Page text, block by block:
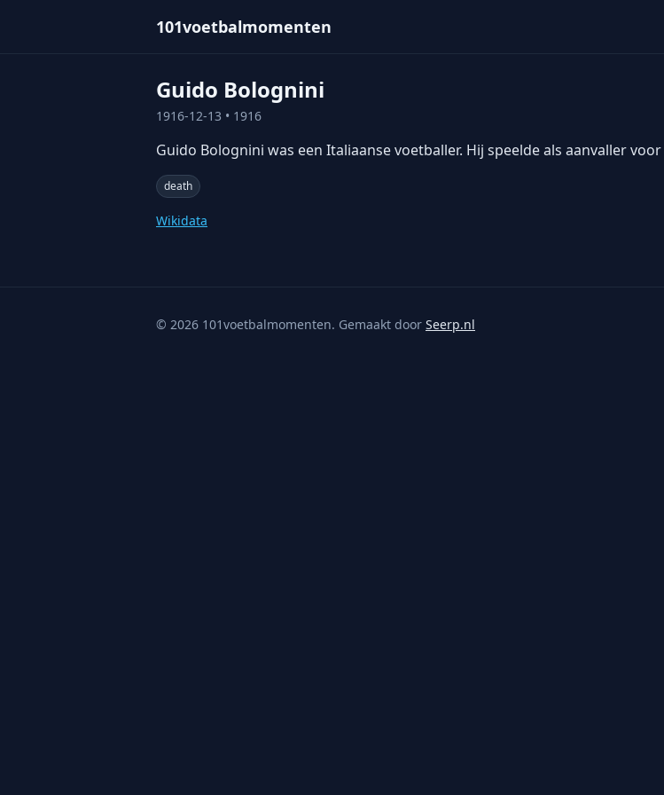
101voetbalmomenten
Guido Bolognini
1916-12-13 • 1916
Guido Bolognini was een Italiaanse voetballer. Hij speelde als aanvaller
death
Wikidata
© 2026 101voetbalmomenten. Gemaakt door Seerp.nl